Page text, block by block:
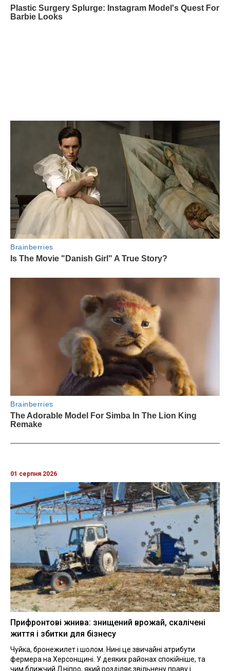
01 серпня 2026
Прифронтові жнива: знищений врожай, скалічені
життя і збитки для бізнесу
Чуйка, бронежилет і шолом. Нині це звичайні атрибути
фермера на Херсонщині. У деяких районах спокійніше, та
чим ближчий Дніпро, який розділяє звільнену праву і